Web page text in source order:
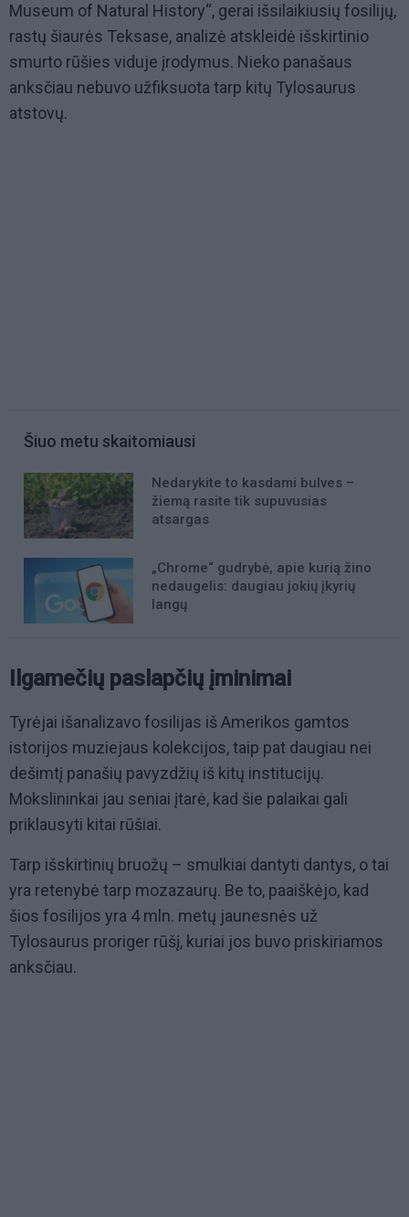
Museum of Natural History“, gerai išsilaikiusių fosilijų,
rastų šiaurės Teksase, analizė atskleidė išskirtinio
smurto rūšies viduje įrodymus. Nieko panašaus
anksčiau nebuvo užfiksuota tarp kitų Tylosaurus
atstovų.
Šiuo metu skaitomiausi
Nedarykite to kasdami bulves –
žiemą rasite tik supuvusias
atsargas
„Chrome“ gudrybė, apie kurią žino
nedaugelis: daugiau jokių įkyrių
langų
Ilgamečių paslapčių įminimai
Tyrėjai išanalizavo fosilijas iš Amerikos gamtos
istorijos muziejaus kolekcijos, taip pat daugiau nei
dešimtį panašių pavyzdžių iš kitų institucijų.
Mokslininkai jau seniai įtarė, kad šie palaikai gali
priklausyti kitai rūšiai.
Tarp išskirtinių bruožų – smulkiai dantyti dantys, o tai
yra retenybė tarp mozazaurų. Be to, paaiškėjo, kad
šios fosilijos yra 4 mln. metų jaunesnės už
Tylosaurus proriger rūšį, kuriai jos buvo priskiriamos
anksčiau.